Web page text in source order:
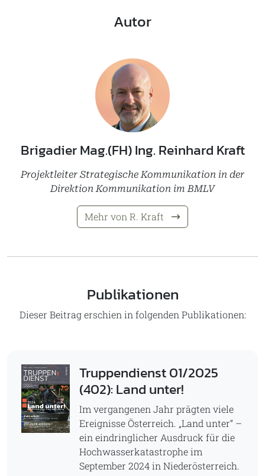
Autor
Brigadier Mag.(FH) Ing. Reinhard Kraft
Projektleiter Strategische Kommunikation in der
Direktion Kommunikation im BMLV
Mehr von R. Kraft
Publikationen
Dieser Beitrag erschien in folgenden Publikationen:
Truppendienst 01/2025
(402): Land unter!
Im vergangenen Jahr prägten viele
Ereignisse Österreich. „Land unter“ –
ein eindringlicher Ausdruck für die
Hochwasserkatastrophe im
September 2024 in Niederösterreich.